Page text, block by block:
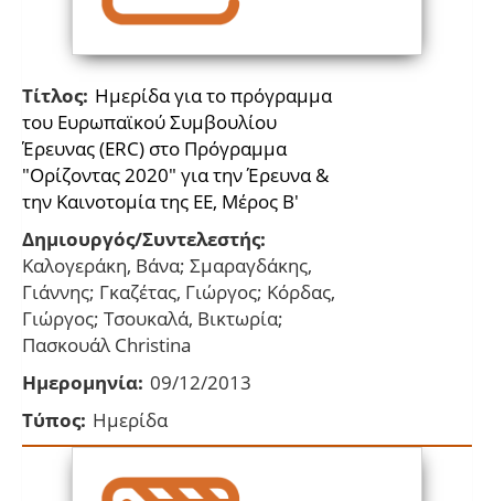
Τίτλος: Ημερίδα για το πρόγραμμα
του Ευρωπαϊκού Συμβουλίου
Έρευνας (ERC) στο Πρόγραμμα
"Oρίζοντας 2020" για την Έρευνα &
την Καινοτομία της ΕΕ, Μέρος Β'
Δημιουργός/Συντελεστής:
Καλογεράκη, Βάνα; Σμαραγδάκης,
Γιάννης; Γκαζέτας, Γιώργος; Κόρδας,
Γιώργος; Τσουκαλά, Βικτωρία;
Πασκουάλ Christina
Ημερομηνία: 09/12/2013
Τύπος: Ημερίδα